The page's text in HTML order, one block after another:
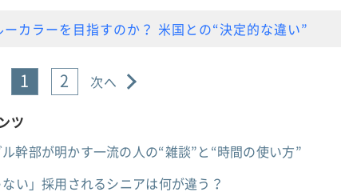
ーカラーを目指すのか？ 米国との“決定的な違い”
1 2 次へ
ツ
幹部が明かす一流の人の“雑談”と“時間の使い方”
い」採用されるシニアは何が違う？